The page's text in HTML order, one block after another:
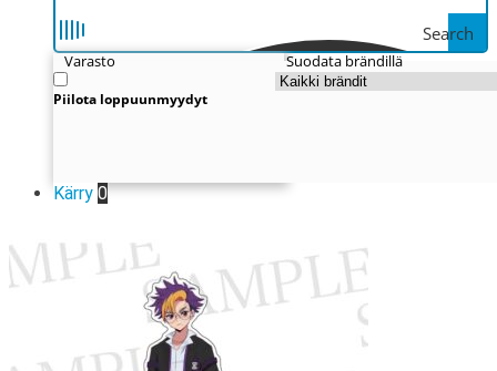
Search
Varasto
Piilota loppuunmyydyt
Suodata brändillä
Kärry 0